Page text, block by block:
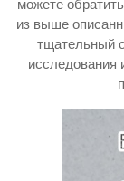
из выше
тщательный
исследования